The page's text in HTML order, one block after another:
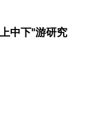
上中下"游研究